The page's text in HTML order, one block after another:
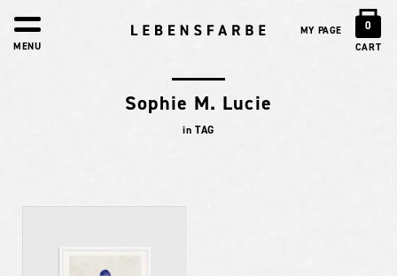
MY PAGE 0
CART
MENU
Sophie M. Lucie
in TAG